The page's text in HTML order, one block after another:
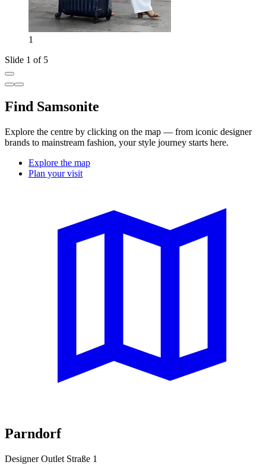
1
Slide 1 of 5
Find Samsonite
Explore the centre by clicking on the map — from iconic designer
brands to mainstream fashion, your style journey starts here.
Explore the map
Plan your visit
Parndorf
Designer Outlet Straße 1